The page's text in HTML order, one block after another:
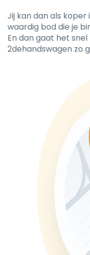
Jij kan dan als
waardig bod die je
En dan gaat het snel
2dehandswagen zo